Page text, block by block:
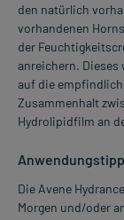
den natürlich
vorhandenen
der
anreichern.
auf die
Zusammenhalt
Hydrolipidfilm an
Die Avene
Morgen und/oder